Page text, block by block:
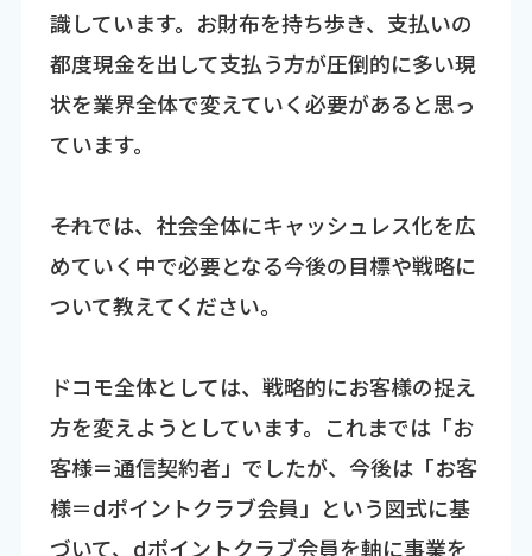
識しています。お財布を持ち歩き、支払いの
都度現金を出して支払う方が圧倒的に多い現
状を業界全体で変えていく必要があると思っ
ています。
――それでは、社会全体にキャッシュレス化を広
めていく中で必要となる今後の目標や戦略に
ついて教えてください。
ドコモ全体としては、戦略的にお客様の捉え
方を変えようとしています。これまでは「お
客様＝通信契約者」でしたが、今後は「お客
様＝dポイントクラブ会員」という図式に基
づいて、dポイントクラブ会員を軸に事業を